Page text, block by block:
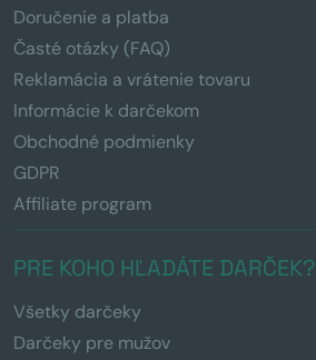
Doručenie a platba
Časté otázky (FAQ)
Reklamácia a vrátenie tovaru
Informácie k darčekom
Obchodné podmienky
GDPR
Affiliate program
PRE KOHO HĽADÁTE DARČEK?
Všetky darčeky
Darčeky pre mužov